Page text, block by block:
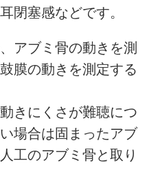
閉塞感などです。
アブミ骨の動きを測
膜の動きを測定する
きにくさが難聴につ
場合は固まったアブ
工のアブミ骨と取り